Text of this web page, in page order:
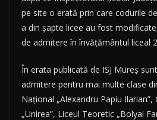
pe site o erată prin care codurile
a din şapte licee au fost
de admitere în învăţământul liceal
În erata publicată de ISJ Mureş
admitere pentru mai multe clase
Naţional „Alexandru Papiu
„Unirea”, Liceul Teoretic „Bolyai